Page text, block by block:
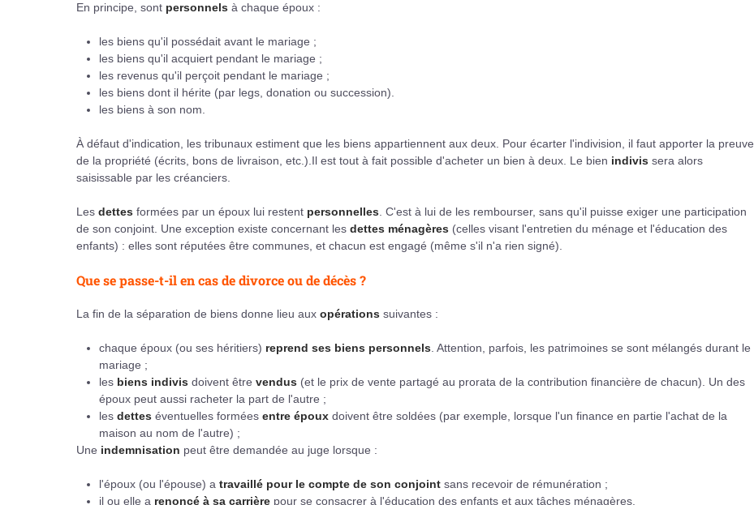
En principe, sont personnels à chaque époux :
les biens qu'il possédait avant le mariage ;
les biens qu'il acquiert pendant le mariage ;
les revenus qu'il perçoit pendant le mariage ;
les biens dont il hérite (par legs, donation ou succession).
les biens à son nom.
À défaut d'indication, les tribunaux estiment que les biens appartiennent aux deux. Pour écarter l'indivision, il faut apporter la preuve
de la propriété (écrits, bons de livraison, etc.).Il est tout à fait possible d'acheter un bien à deux. Le bien indivis sera alors
saisissable par les créanciers.
Les dettes formées par un époux lui restent personnelles . C'est à lui de les rembourser, sans qu'il puisse exiger une participation
de son conjoint. Une exception existe concernant les dettes ménagères (celles visant l'entretien du ménage et l'éducation des
enfants) : elles sont réputées être communes, et chacun est engagé (même s'il n'a rien signé).
Que se passe-t-il en cas de divorce ou de décès ?
La fin de la séparation de biens donne lieu aux opérations suivantes :
chaque époux (ou ses héritiers) reprend ses biens personnels . Attention, parfois, les patrimoines se sont mélangés durant le
mariage ;
les biens indivis doivent être vendus (et le prix de vente partagé au prorata de la contribution financière de chacun). Un des
époux peut aussi racheter la part de l'autre ;
les dettes éventuelles formées entre époux doivent être soldées (par exemple, lorsque l'un finance en partie l'achat de la
maison au nom de l'autre) ;
Une indemnisation peut être demandée au juge lorsque :
l'époux (ou l'épouse) a travaillé pour le compte de son conjoint sans recevoir de rémunération ;
il ou elle a renoncé à sa carrière pour se consacrer à l'éducation des enfants et aux tâches ménagères.